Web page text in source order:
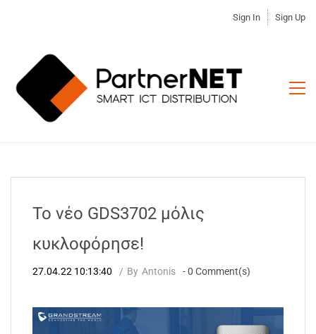
Sign In Sign Up
Το νέο GDS3702 μόλις
κυκλοφόρησε!
27.04.22 10:13:40 By Antonis -0 Comment(s)